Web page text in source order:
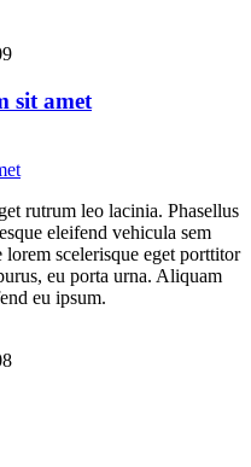
sit amet
rutrum leo lacinia. Phasellus
eleifend vehicula sem
scelerisque eget porttitor
eu porta urna. Aliquam
eu ipsum.